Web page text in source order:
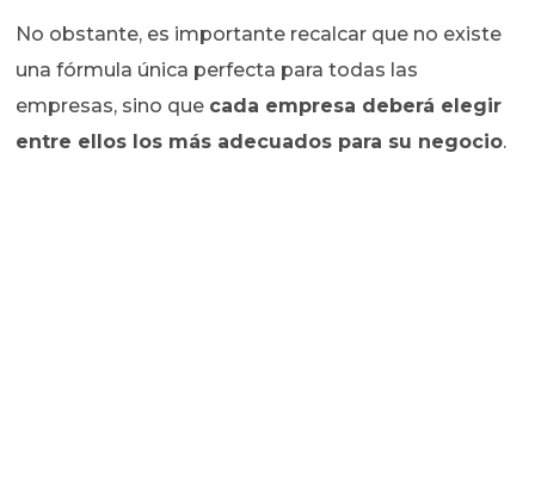
No obstante, es importante recalcar que no existe
una fórmula única perfecta para todas las
empresas, sino que cada empresa deberá elegir
entre ellos los más adecuados para su negocio.